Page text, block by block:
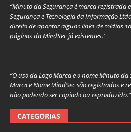
“Minuto da Segurança é marca registrada
Segurança e Tecnologia da Informação
direito de apontar alguns links de mídias
páginas da MindSec já existentes.”
“O uso da Logo Marca e o nome Minuto
Marca e Nome MindSec são registrados e
não podendo ser copiado ou reproduzido.”
CATEGORIAS